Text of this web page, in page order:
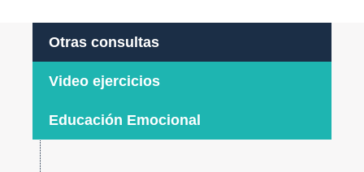
Otras consultas
Video ejercicios
Educación Emocional